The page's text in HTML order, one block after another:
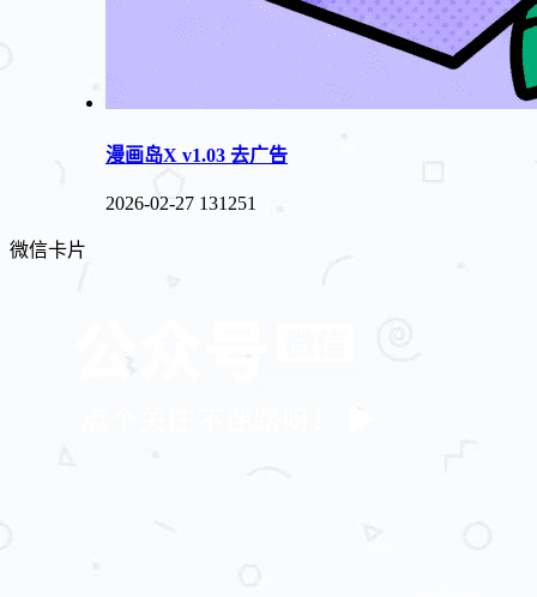
漫画岛X v1.03 去广告
2026-02-27 131251
微信卡片